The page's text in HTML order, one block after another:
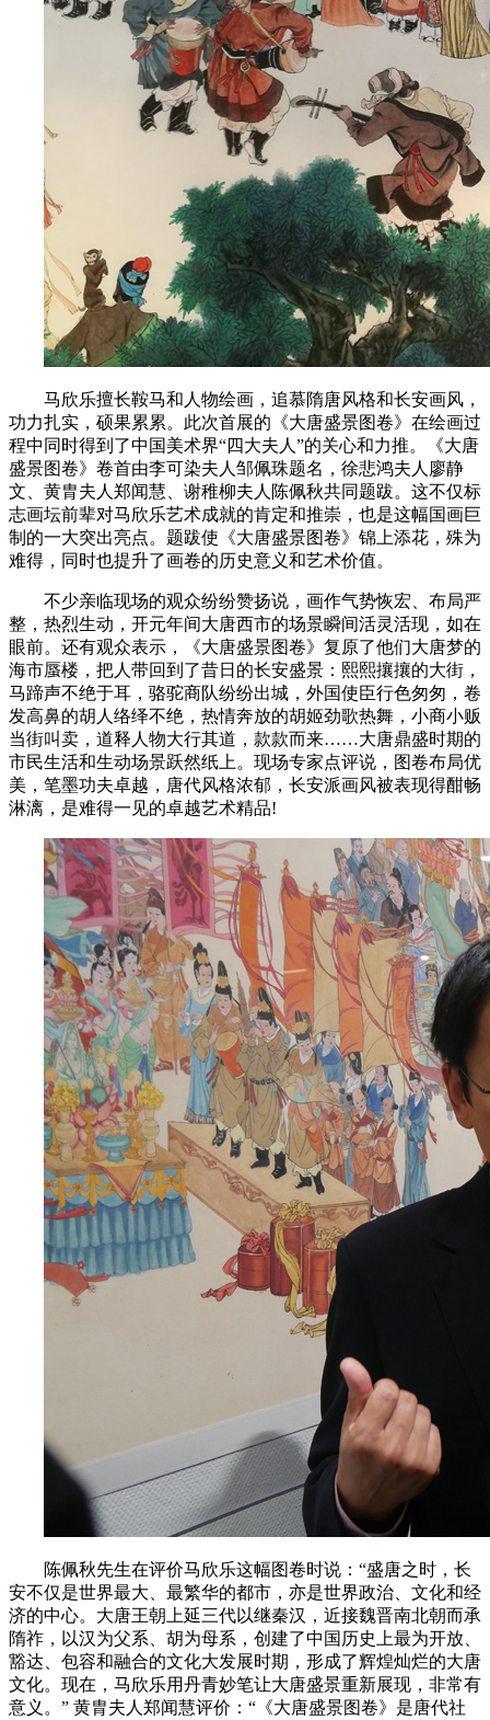
马欣乐擅长鞍马和人物绘画，追慕隋唐风格和长安画风，
功力扎实，硕果累累。此次首展的《大唐盛景图卷》在绘画过
程中同时得到了中国美术界“四大夫人”的关心和力推。《大唐
盛景图卷》卷首由李可染夫人邹佩珠题名，徐悲鸿夫人廖静
文、黄胄夫人郑闻慧、谢稚柳夫人陈佩秋共同题跋。这不仅标
志画坛前辈对马欣乐艺术成就的肯定和推崇，也是这幅国画巨
制的一大突出亮点。题跋使《大唐盛景图卷》锦上添花，殊为
难得，同时也提升了画卷的历史意义和艺术价值。
不少亲临现场的观众纷纷赞扬说，画作气势恢宏、布局严
整，热烈生动，开元年间大唐西市的场景瞬间活灵活现，如在
眼前。还有观众表示，《大唐盛景图卷》复原了他们大唐梦的
海市蜃楼，把人带回到了昔日的长安盛景：熙熙攘攘的大街，
马蹄声不绝于耳，骆驼商队纷纷出城，外国使臣行色匆匆，卷
发高鼻的胡人络绎不绝，热情奔放的胡姬劲歌热舞，小商小贩
当街叫卖，道释人物大行其道，款款而来……大唐鼎盛时期的
市民生活和生动场景跃然纸上。现场专家点评说，图卷布局优
美，笔墨功夫卓越，唐代风格浓郁，长安派画风被表现得酣畅
淋漓，是难得一见的卓越艺术精品!
陈佩秋先生在评价马欣乐这幅图卷时说：“盛唐之时，长
安不仅是世界最大、最繁华的都市，亦是世界政治、文化和经
济的中心。大唐王朝上延三代以继秦汉，近接魏晋南北朝而承
隋祚，以汉为父系、胡为母系，创建了中国历史上最为开放、
豁达、包容和融合的文化大发展时期，形成了辉煌灿烂的大唐
文化。现在，马欣乐用丹青妙笔让大唐盛景重新展现，非常有
意义。” 黄胄夫人郑闻慧评价：“《大唐盛景图卷》是唐代社